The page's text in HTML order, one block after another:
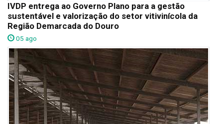
IVDP entrega ao Governo Plano para a gestão
sustentável e valorização do setor vitivinícola da
Região Demarcada do Douro
05 ago